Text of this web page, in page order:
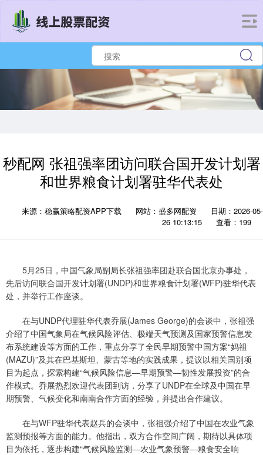
秒配网 张祖强率团访问联合国开发计划署
和世界粮食计划署驻华代表处
来源：稳赢策略配资APP下载 网站：盛多网配资
日期：2026-05-
26 10:13:15
查看：199
5月25日，中国气象局副局长张祖强率团赴联合国北京办事处，
先后访问联合国开发计划署(UNDP)和世界粮食计划署(WFP)驻华代表
处，并举行工作座谈。
在与UNDP代理驻华代表乔展(James George)的会谈中，张祖强
介绍了中国气象局在气候风险评估、极端天气预测及国家预警信息发
布系统建设等方面的工作，重点分享了全民早期预警中国方案“妈祖
(MAZU)”及其在巴基斯坦、蒙古等地的实践成果，提议以相关国别项
目为起点，探索构建“气候风险信息—早期预警—韧性发展投资”的合
作模式。乔展热烈欢迎代表团到访，分享了UNDP在全球及中国在早
期预警、气候变化和南南合作方面的经验，并提出合作建议。
在与WFP驻华代表赵兵的会谈中，张祖强介绍了中国在农业气象
监测预报等方面的能力。他指出，双方合作空间广阔，期待以具体项
目为依托，逐步构建“气候风险监测—农业气象预警—粮食安全响